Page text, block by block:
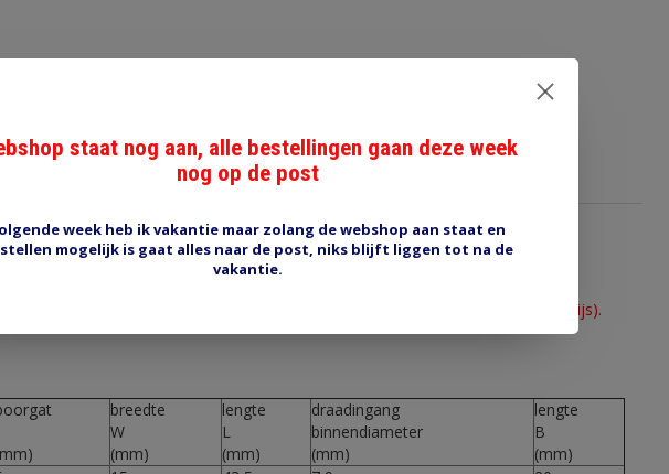
Tags (0)
met oog, 6 mm gat voor max 35 mm2 draad. Vertind.
kunt u kiezen voor een grotere verpakking met korting t.o.v. de stuksprijs).
breedte
W
(mm)
lengte
L
(mm)
draadingang
binnendiameter
(mm)
lengte
B
(mm)
staat nog aan, alle bestellingen gaan deze week
nog op de post
week heb ik vakantie maar zolang de webshop aan staat en
mogelijk is gaat alles naar de post, niks blijft liggen tot na de
vakantie.